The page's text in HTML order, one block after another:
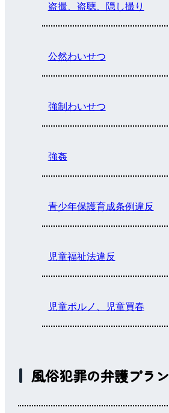
盗撮、盗聴、隠し撮り
公然わいせつ
強制わいせつ
強姦
青少年保護育成条例違反
児童福祉法違反
児童ポルノ、児童買春
風俗犯罪の弁護プラン